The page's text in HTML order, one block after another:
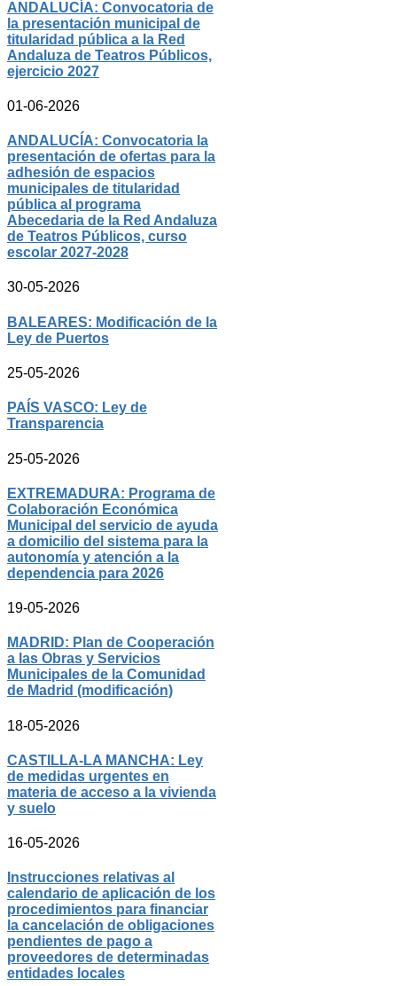
ANDALUCÍA: Convocatoria de
la presentación municipal de
titularidad pública a la Red
Andaluza de Teatros Públicos,
ejercicio 2027
01-06-2026
ANDALUCÍA: Convocatoria la
presentación de ofertas para la
adhesión de espacios
municipales de titularidad
pública al programa
Abecedaria de la Red Andaluza
de Teatros Públicos, curso
escolar 2027-2028
30-05-2026
BALEARES: Modificación de la
Ley de Puertos
25-05-2026
PAÍS VASCO: Ley de
Transparencia
25-05-2026
EXTREMADURA: Programa de
Colaboración Económica
Municipal del servicio de ayuda
a domicilio del sistema para la
autonomía y atención a la
dependencia para 2026
19-05-2026
MADRID: Plan de Cooperación
a las Obras y Servicios
Municipales de la Comunidad
de Madrid (modificación)
18-05-2026
CASTILLA-LA MANCHA: Ley
de medidas urgentes en
materia de acceso a la vivienda
y suelo
16-05-2026
Instrucciones relativas al
calendario de aplicación de los
procedimientos para financiar
la cancelación de obligaciones
pendientes de pago a
proveedores de determinadas
entidades locales